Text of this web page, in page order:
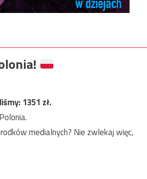
1351 zł.
medialnych? Nie zwlekaj więc,